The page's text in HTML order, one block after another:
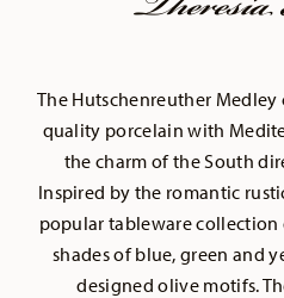
The Hutschenreuther
quality porcelain with
the charm of the South
Inspired by the romantic
popular tableware
shades of blue, green and
designed olive motifs.